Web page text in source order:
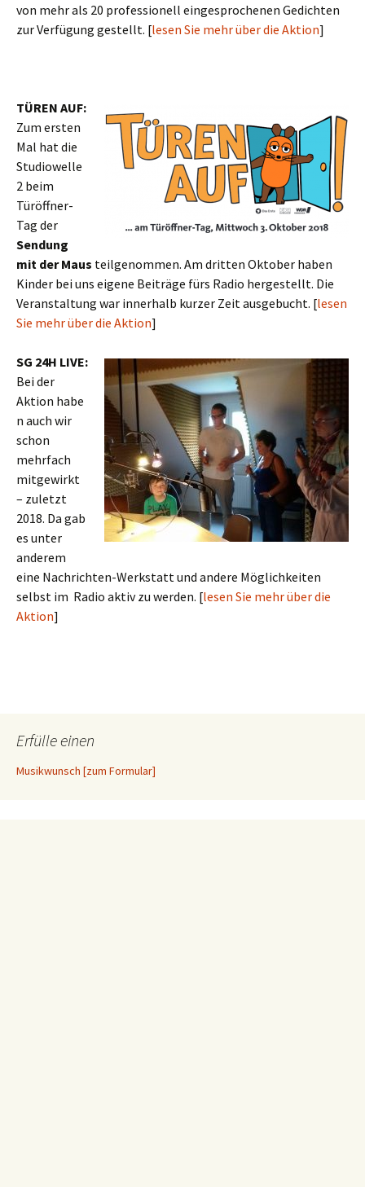
von mehr als 20 professionell eingesprochenen Gedichten
zur Verfügung gestellt. [lesen Sie mehr über die Aktion]
TÜREN AUF:
Zum ersten
Mal hat die
Studiowelle
2 beim
Türöffner-
Tag der
Sendung
mit der Maus teilgenommen. Am dritten Oktober haben
Kinder bei uns eigene Beiträge fürs Radio hergestellt. Die
Veranstaltung war innerhalb kurzer Zeit ausgebucht. [lesen
Sie mehr über die Aktion]
SG 24H LIVE:
Bei der
Aktion habe
n auch wir
schon
mehrfach
mitgewirkt
– zuletzt
2018. Da gab
es unter
anderem
eine Nachrichten-Werkstatt und andere Möglichkeiten
selbst im Radio aktiv zu werden. [lesen Sie mehr über die
Aktion]
Erfülle einen
Musikwunsch [zum Formular]